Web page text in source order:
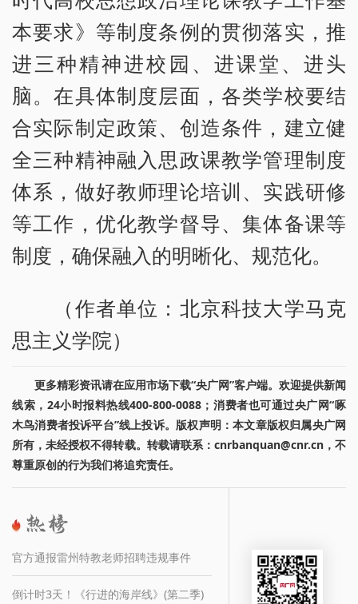
本要求》等制度条例的贯彻落实，推
进三种精神进校园、进课堂、进头
脑。在具体制度层面，各类学校要结
合实际制定政策、创造条件，建立健
全三种精神融入思政课教学管理制度
体系，做好教师理论培训、实践研修
等工作，优化教学督导、集体备课等
制度，确保融入的明晰化、规范化。
（作者单位：北京科技大学马克
思主义学院）
更多精彩资讯请在应用市场下载“央广网”客户端。欢迎提供新闻
线索，24小时报料热线400-800-0088；消费者也可通过央广网“啄
木鸟消费者投诉平台”线上投诉。版权声明：本文章版权归属央广网
所有，未经授权不得转载。转载请联系：cnrbanquan@cnr.cn，不
尊重原创的行为我们将追究责任。
官方通报雷州特教老师招聘违规事件
倒计时3天！《行进的海岸线》(第二季)